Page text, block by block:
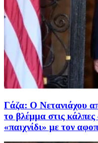
Γάζα: Ο Νετανιάχου
το βλέμμα στις
«παιχνίδι» με τον